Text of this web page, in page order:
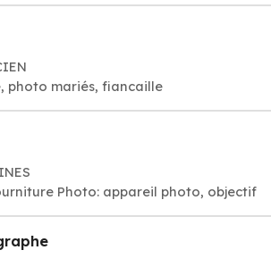
photo mariés, fiancaille
Photo: appareil photo, objectif